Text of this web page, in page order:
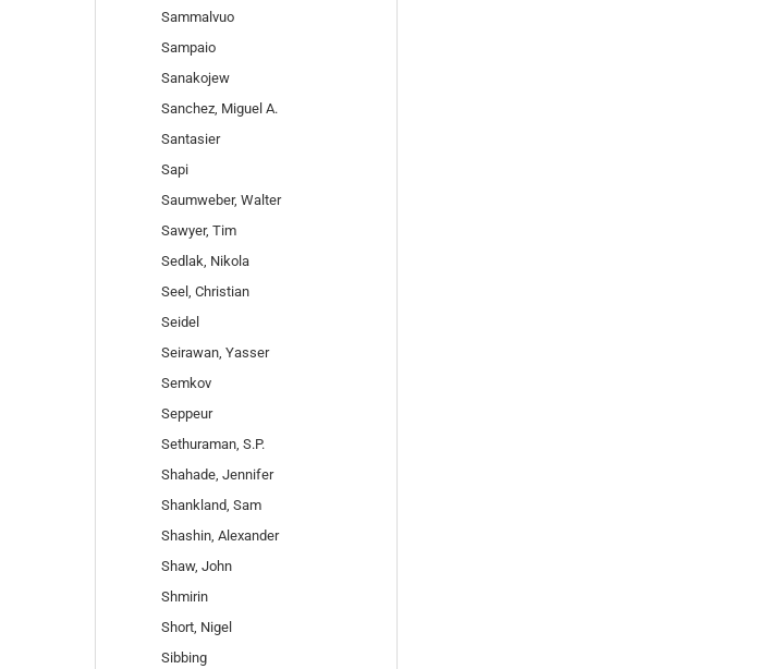
Sammalvuo
Sampaio
Sanakojew
Sanchez, Miguel A.
Santasier
Sapi
Saumweber, Walter
Sawyer, Tim
Sedlak, Nikola
Seel, Christian
Seidel
Seirawan, Yasser
Semkov
Seppeur
Sethuraman, S.P.
Shahade, Jennifer
Shankland, Sam
Shashin, Alexander
Shaw, John
Shmirin
Short, Nigel
Sibbing